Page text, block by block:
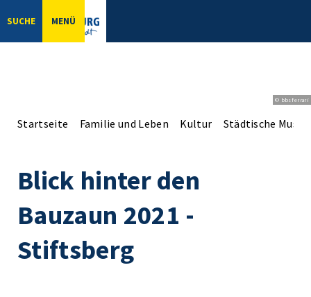
SUCHE MENÜ
© bbsferrari
Startseite Familie und Leben Kultur Städtische
Blick hinter den
Bauzaun 2021 -
Stiftsberg